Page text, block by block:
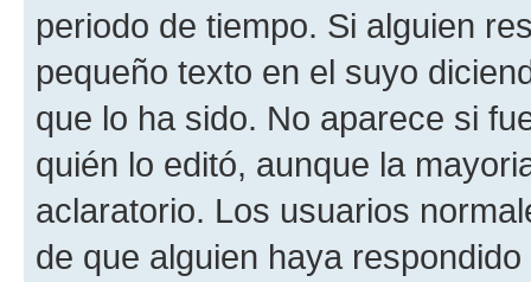
periodo de tiempo. Si alguien
pequeño texto en el suyo
que lo ha sido. No aparece si
quién lo editó, aunque la
aclaratorio. Los usuarios
de que alguien haya